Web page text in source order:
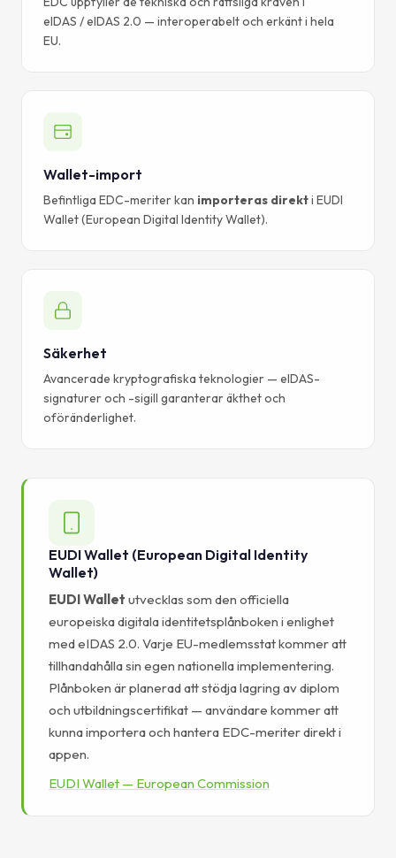
eIDAS / eIDAS 2.0 — interoperabelt och erkänt i hela
EU.
Wallet-import
Befintliga EDC-meriter kan importeras direkti EUDI
Wallet (European Digital Identity Wallet).
Säkerhet
Avancerade kryptografiska teknologier — eIDAS-
signaturer och -sigill garanterar äkthet och
oföränderlighet.
EUDI Wallet (European Digital Identity
Wallet)
EUDI Wallet utvecklas som den officiella
europeiska digitala identitetsplånboken i enlighet
med eIDAS 2.0. Varje EU-medlemsstat kommer att
tillhandahålla sin egen nationella implementering.
Plånboken är planerad att stödja lagring av diplom
och utbildningscertifikat — användare kommer att
kunna importera och hantera EDC-meriter direkt i
appen.
EUDI Wallet — European Commission